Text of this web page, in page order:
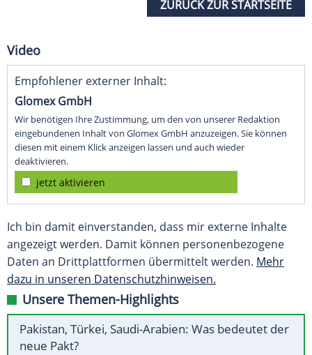
ZURÜCK ZUR STARTSEITE
Video
Empfohlener externer Inhalt:
Glomex GmbH
Wir benötigen Ihre Zustimmung, um den von unserer Redaktion
eingebundenen Inhalt von Glomex GmbH anzuzeigen. Sie können
diesen mit einem Klick anzeigen lassen und auch wieder
deaktivieren.
jetzt aktivieren
Ich bin damit einverstanden, dass mir externe Inhalte
angezeigt werden. Damit können personenbezogene
Daten an Drittplattformen übermittelt werden. Mehr
dazu in unseren Datenschutzhinweisen.
Unsere Themen-Highlights
Pakistan, Türkei, Saudi-Arabien: Was bedeutet der
neue Pakt?